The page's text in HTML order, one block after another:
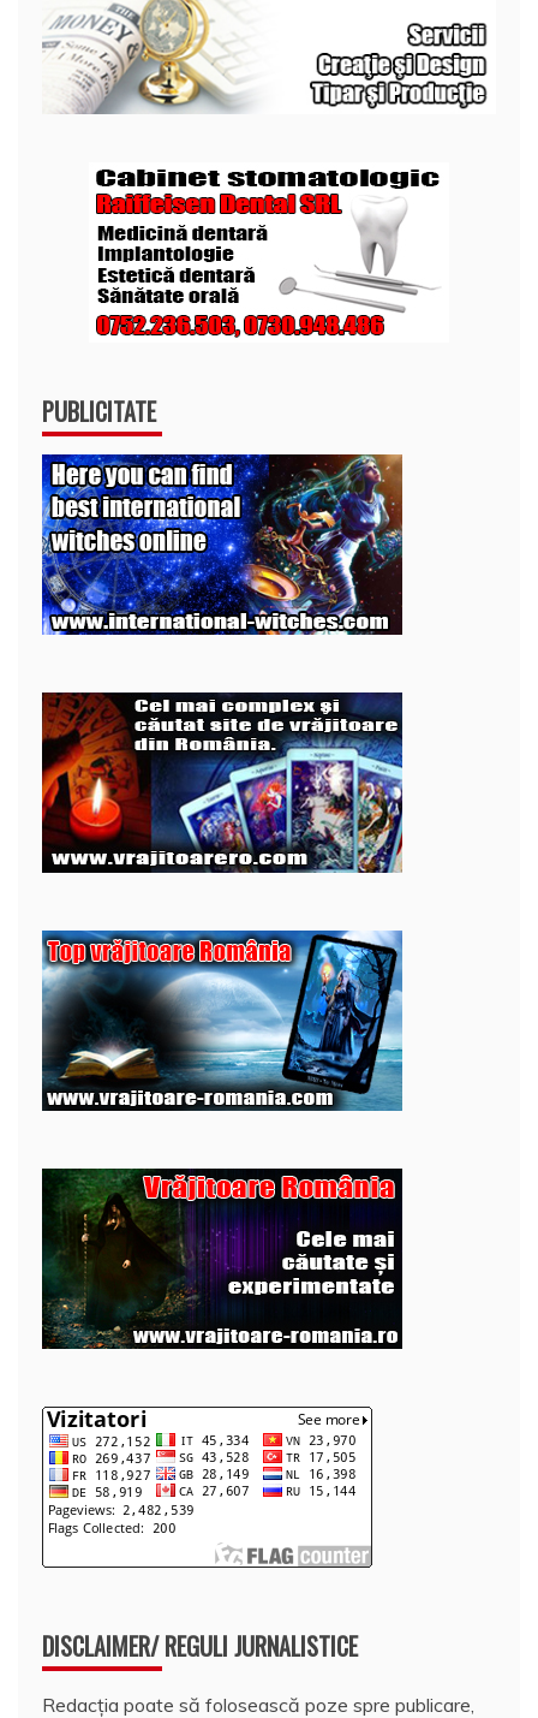
PUBLICITATE
DISCLAIMER/ REGULI JURNALISTICE
Redacția poate să folosească poze spre publicare,